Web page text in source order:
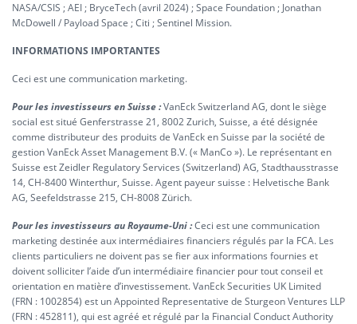
NASA/CSIS ; AEI ; BryceTech (avril 2024) ; Space Foundation ; Jonathan
McDowell / Payload Space ; Citi ; Sentinel Mission.
INFORMATIONS IMPORTANTES
Ceci est une communication marketing.
Pour les investisseurs en Suisse :VanEck Switzerland AG, dont le siège
social est situé Genferstrasse 21, 8002 Zurich, Suisse, a été désignée
comme distributeur des produits de VanEck en Suisse par la société de
gestion VanEck Asset Management B.V. (« ManCo »). Le représentant en
Suisse est Zeidler Regulatory Services (Switzerland) AG, Stadthausstrasse
14, CH-8400 Winterthur, Suisse. Agent payeur suisse : Helvetische Bank
AG, Seefeldstrasse 215, CH-8008 Zürich.
Pour les investisseurs au Royaume-Uni :Ceci est une communication
marketing destinée aux intermédiaires financiers régulés par la FCA. Les
clients particuliers ne doivent pas se fier aux informations fournies et
doivent solliciter l’aide d’un intermédiaire financier pour tout conseil et
orientation en matière d’investissement. VanEck Securities UK Limited
(FRN : 1002854) est un Appointed Representative de Sturgeon Ventures LLP
(FRN : 452811), qui est agréé et régulé par la Financial Conduct Authority